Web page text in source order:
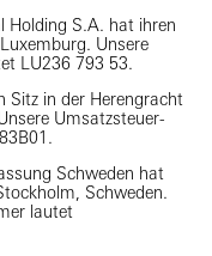
Holding S.A. hat ihren
Unsere
LU236 793 53.
Sitz in der Herengracht
Umsatzsteuer-
Schweden hat
Schweden.
lautet